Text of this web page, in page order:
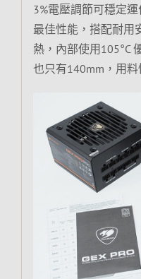
3%電壓調節可穩定
最佳性能，搭配耐用
熱，內部使用105°C
也只有140mm，用